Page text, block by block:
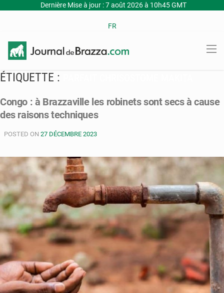
Dernière Mise à jour : 7 août 2026 à 10h45 GMT
FR
ÉTIQUETTE :
Congo : à Brazzaville les robinets sont secs à cause
des raisons techniques
POSTED ON 27 DÉCEMBRE 2023